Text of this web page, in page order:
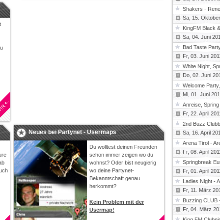
Neues bei Partynet - Usermaps
Du wolltest deinen Freunden
schon immer zeigen wo du
wohnst? Oder bist neugierig
wo deine Partynet-
Bekanntschaft genau
herkommt?
Kein Problem mit der
Usermap!
Shakers -
(Thunderson)
Sa, 15.
KingFM Black &
(torch88)
Sa, 04. Juni
Bad Taste
(Hellkeeper,
Luk)
Fr, 03. Juni
White Night,
(Hellkeeper,
Luk)
Do, 02. Juni
Welcome Party,
(Hellkeeper,
Luk)
Mi, 01. Juni
Anreise, Spring
(Hellkeeper,
Luk)
Fr, 22. April
2nd Buzz
(Hellkeeper,
Sa, 16. April
Arena Tirol -
(ArenaTirol)
Fr, 08. April
Springbreak
(Hellkeeper,
Fr, 01. April
Ladies Night -
(ArenaTirol)
Fr, 11. März
Buzzing CLUB
(Hellkeeper,
Fr, 04. März